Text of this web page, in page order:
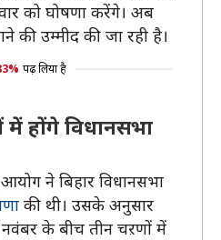
को घोषणा करेंगे। अब
की उम्मीद की जा रही है।
पढ़ लिया है
में होंगे विधानसभा
ने बिहार विधानसभा
की थी। उसके अनुसार
के बीच तीन चऱणों में